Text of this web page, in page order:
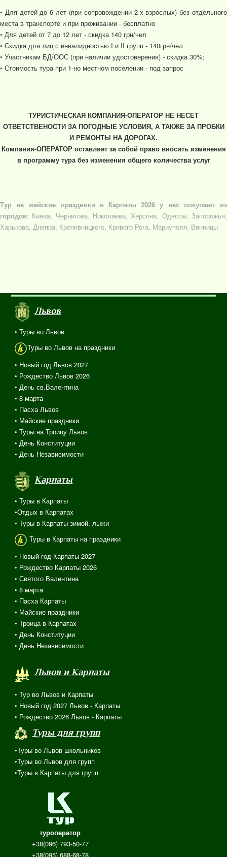
• Для детей до 6 лет (при сопровождении 2-х взрослых) без отдельного
места в транспорте и при проживании - бесплатно
• Для детей от 7 до 12 лет - скидка 140 грн/чел
• Скидка для лиц с инвалидностью I и II групп - 140грн/чел
• Участникам БД/ООС (при наличии удостоверения) - скидка 30%;
• Стоимость тура при 1-но местном поселении - под запрос
ТУРИСТИЧЕСКАЯ КОМПАНИЯ-ОПЕРАТОР НЕ НЕСЕТ
ОТВЕТСТВЕНОСТИ ЗА ПОГОДНЫЕ УСЛОВИЯ, А ТАКЖЕ ЗА ПРОБКИ
И РЕМОНТЫ НА ДОРОГАХ.
Компания-ОПЕРАТОР оставляет за собой право вносить изменения
в программу тура без изменения общего количества услуг
Тур на майские праздники в Карпаты 2026 у нас покупают из
городов: Киева, Чернигова, Николаева, Херсона, Одессы, Запорожья,
Харькова, Днепра, Кропивницкого, Кривого Рога, Мариуполя, Винницы
Львов
• Туры во Львов
Туры во Львов на праздники
• Новый год Львов 2027
• Рождество Львов 2026
• День св.Валентина
• 8 марта
• Пасха Львов
• Майские праздники
• Туры на Троицу Львов
• День Конституции
• День Независимости
Карпаты
• Туры в Карпаты
•Отдых в Карпатах
• Туры в Карпаты зимой, лыжи
Туры в Карпаты на праздники
• Новый год Карпаты 2027
• Рождество Карпаты 2026
• Святого Валентина
• 8 марта
• Пасха Карпаты
• Майские праздники
• Троица в Карпатах
• День Конституции
• День Независимости
Львов и Карпаты
• Тур во Львов и Карпаты
• Новый год 2027 Львов - Карпаты
• Рождество 2026 Львов - Карпаты
Туры для групп
•Туры во Львов школьников
•Туры во Львов для групп
•Туры в Карпаты для групп
туроператор
+38(096) 793-50-77
+38(095) 688-68-78